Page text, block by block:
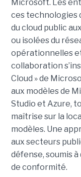
Microsoft. Les
ces technologies
du cloud public
ou isolées du
opérationnelles
collaboration
Cloud » de
aux modèles de
Studio et Azure,
maîtrise sur la
modèles. Une
aux secteurs
défense, soumis
de conformité.